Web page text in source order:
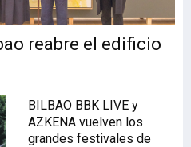
reabre el edificio
BILBAO BBK LIVE y
AZKENA vuelven los
grandes festivales de